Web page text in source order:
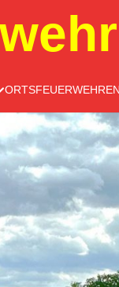
ORTSFEUERWEHREN